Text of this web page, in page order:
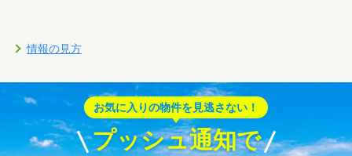
情報の見方
お気に入りの物件を見逃さない！
プッシュ通知で